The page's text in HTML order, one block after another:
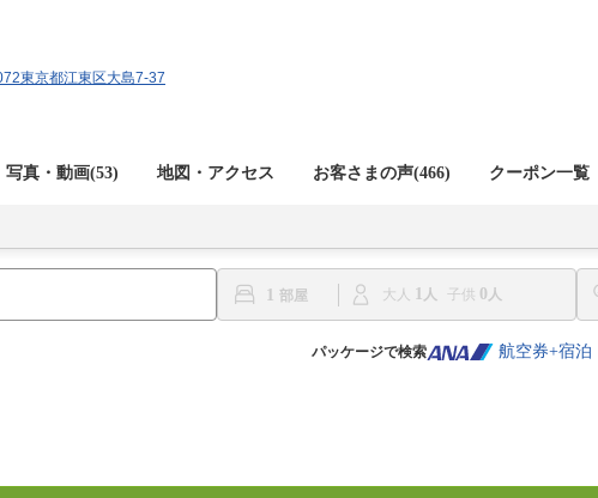
東京都江東区大島7-37
写真・動画(53) 地図・アクセス お客さまの声(466) クーポン一覧
1 大人 1 子供 0
パッケージで検索 航空券+宿泊